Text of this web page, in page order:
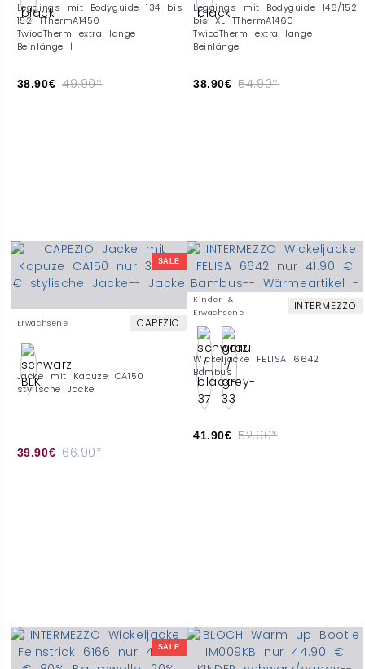
Leggings mit Bodyguide 134 bis
152 TThermA1450
TwiooTherm extra lange
Beinlänge |
38.90€ 49.90*
Leggings mit Bodyguide 146/152
bis XL TThermA1460
TwiooTherm extra lange
Beinlänge
38.90€ 54.90*
SALE
Erwachsene CAPEZIO
Jacke mit Kapuze CA150
stylische Jacke
39.90€ 66.90*
Kinder &
Erwachsene
INTERMEZZO
Wickeljacke FELISA 6642
Bambus
41.90€ 52.90*
SALE